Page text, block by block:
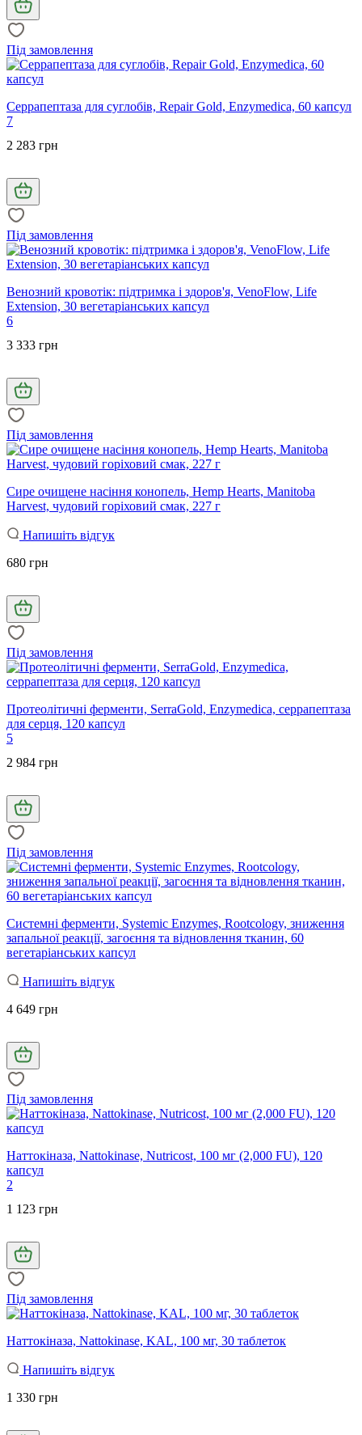
Під замовлення
Серрапептаза для суглобів, Repair Gold, Enzymedica, 60 капсул
7
2 283 грн
Під замовлення
Венозний кровотік: підтримка і здоров'я, VenoFlow, Life
Extension, 30 вегетаріанських капсул
6
3 333 грн
Під замовлення
Сире очищене насіння конопель, Hemp Hearts, Manitoba
Harvest, чудовий горіховий смак, 227 г
Напишіть відгук
680 грн
Під замовлення
Протеолітичні ферменти, SerraGold, Enzymedica, серрапептаза
для серця, 120 капсул
5
2 984 грн
Під замовлення
Системні ферменти, Systemic Enzymes, Rootcology, зниження
запальної реакції, загоєння та відновлення тканин, 60
вегетаріанських капсул
Напишіть відгук
4 649 грн
Під замовлення
Наттокіназа, Nattokinase, Nutricost, 100 мг (2,000 FU), 120
капсул
2
1 123 грн
Під замовлення
Наттокіназа, Nattokinase, KAL, 100 мг, 30 таблеток
Напишіть відгук
1 330 грн